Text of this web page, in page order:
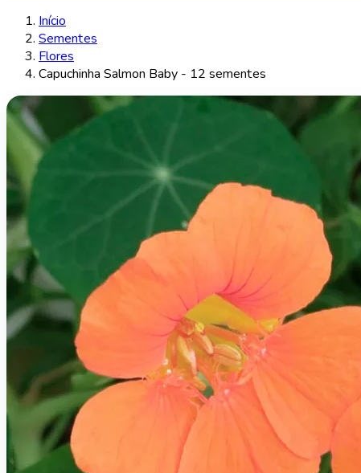
Início
Sementes
Flores
Capuchinha Salmon Baby - 12 sementes